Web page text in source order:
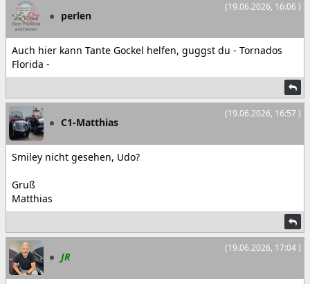
(19.06.2026, 16:06 )
perlen
Auch hier kann Tante Gockel helfen, guggst du - Tornados
Florida -
(19.06.2026, 16:57 )
C1-Matthias
Smiley nicht gesehen, Udo?
Gruß
Matthias
(19.06.2026, 17:04 )
JR